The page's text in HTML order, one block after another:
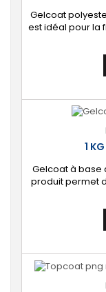
Gelcoat
est idéal pour la
de tout
technique,
Fournit une
qui protège
1
Gelcoat à base
produit permet
tout projet
moule :
panneau plat,
🔝 [Finition de
de